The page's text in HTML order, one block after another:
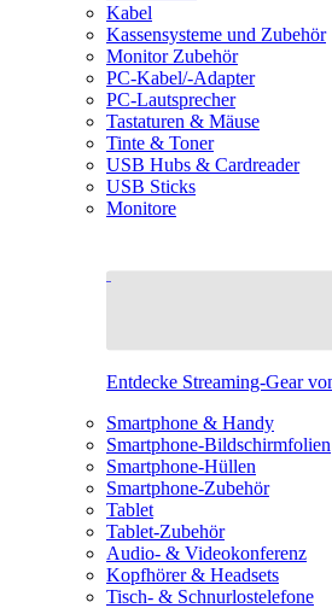
Kabel
Kassensysteme und Zubehör
Monitor Zubehör
PC-Kabel/-Adapter
PC-Lautsprecher
Tastaturen & Mäuse
Tinte & Toner
USB Hubs & Cardreader
USB Sticks
Monitore
Entdecke Streaming-Gear
Smartphone & Handy
Smartphone-Bildschirmfolien
Smartphone-Hüllen
Smartphone-Zubehör
Tablet
Tablet-Zubehör
Audio- & Videokonferenz
Kopfhörer & Headsets
Tisch- & Schnurlostelefone